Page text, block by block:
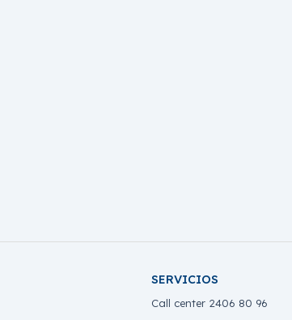
SERVICIOS
Call center 2406 80 96